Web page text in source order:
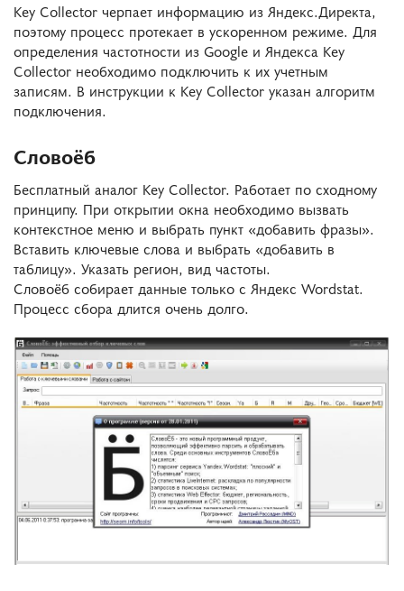
Key Collector черпает информацию из Яндекс.Директа,
поэтому процесс протекает в ускоренном режиме. Для
определения частотности из Google и Яндекса Key
Collector необходимо подключить к их учетным
записям. В инструкции к Key Collector указан алгоритм
подключения.
Словоёб
Бесплатный аналог Key Collector. Работает по сходному
принципу. При открытии окна необходимо вызвать
контекстное меню и выбрать пункт «добавить фразы».
Вставить ключевые слова и выбрать «добавить в
таблицу». Указать регион, вид частоты.
Словоёб собирает данные только с Яндекс Wordstat.
Процесс сбора длится очень долго.